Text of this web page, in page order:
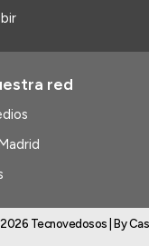
red
Tecnovedosos | By